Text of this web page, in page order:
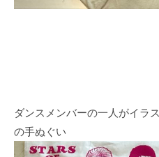
ダンスメンバーの一人がイラ
の手ぬぐい